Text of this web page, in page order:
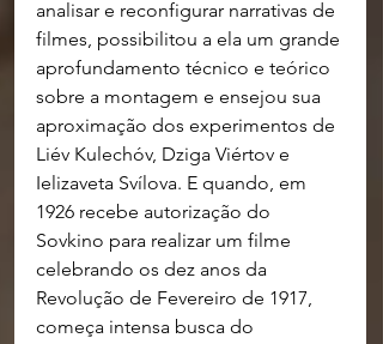
analisar e reconfigurar narrativas de
filmes, possibilitou a ela um grande
aprofundamento técnico e teórico
sobre a montagem e ensejou sua
aproximação dos experimentos de
Liév Kulechóv, Dziga Viértov e
Ielizaveta Svílova. E quando, em
1926 recebe autorização do
Sovkino para realizar um filme
celebrando os dez anos da
Revolução de Fevereiro de 1917,
começa intensa busca do